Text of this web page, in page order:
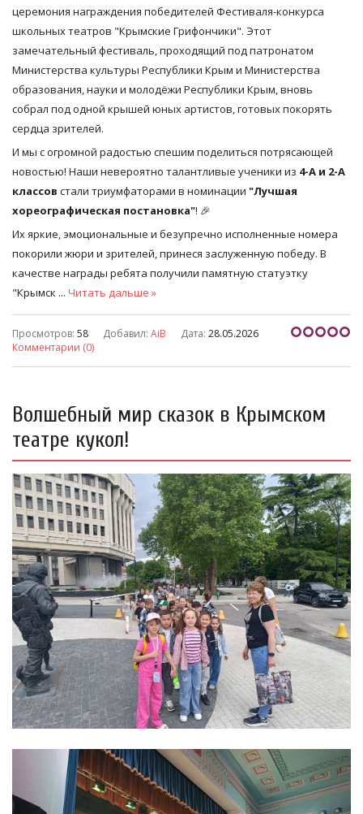
церемония награждения победителей Фестиваля-конкурса
школьных театров "Крымские Грифончики". Этот
замечательный фестиваль, проходящий под патронатом
Министерства культуры Республики Крым и Министерства
образования, науки и молодёжи Республики Крым, вновь
собрал под одной крышей юных артистов, готовых покорять
сердца зрителей.
И мы с огромной радостью спешим поделиться потрясающей
новостью! Наши невероятно талантливые ученики из 4-А и 2-А
классов стали триумфаторами в номинации "Лучшая
хореографическая постановка"! 🎉
Их яркие, эмоциональные и безупречно исполненные номера
покорили жюри и зрителей, принеся заслуженную победу. В
качестве награды ребята получили памятную статуэтку
"Крымск ... Читать дальше »
Просмотров: 58 Добавил: AiB Дата: 28.05.2026
Комментарии (0)
Волшебный мир сказок в Крымском
театре кукол!